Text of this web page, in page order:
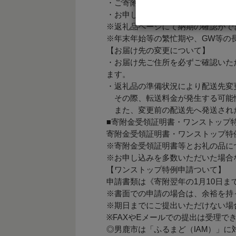
・ご寄附決済完了を当市にて確認
・お申し込みから返礼品お届けま
※返礼品ページにて納期の確認が
※年末年始等の繁忙期や、GW等の
【お届け先の変更について】
・お届け先ご住所を必ずご確認い
ます。
・返礼品の準備状況により配送先
その際、転送料金が発生する可能
また、変更前の配送先へ発送され
■寄附金受領証明書・ワンストップ
寄附金受領証明書・ワンストップ
※寄附金受領証明書等とお礼の品に
※お申し込みを多数いただいた場合
【ワンストップ特例申請ついて】
申請書類は《寄附翌年の1月10日ま
※書面での申請の場合は、余裕を持
※期日までにご提出いただけない場
※FAXやEメールでの提出は受理で
◎男鹿市は「ふるまど（IAM）」に